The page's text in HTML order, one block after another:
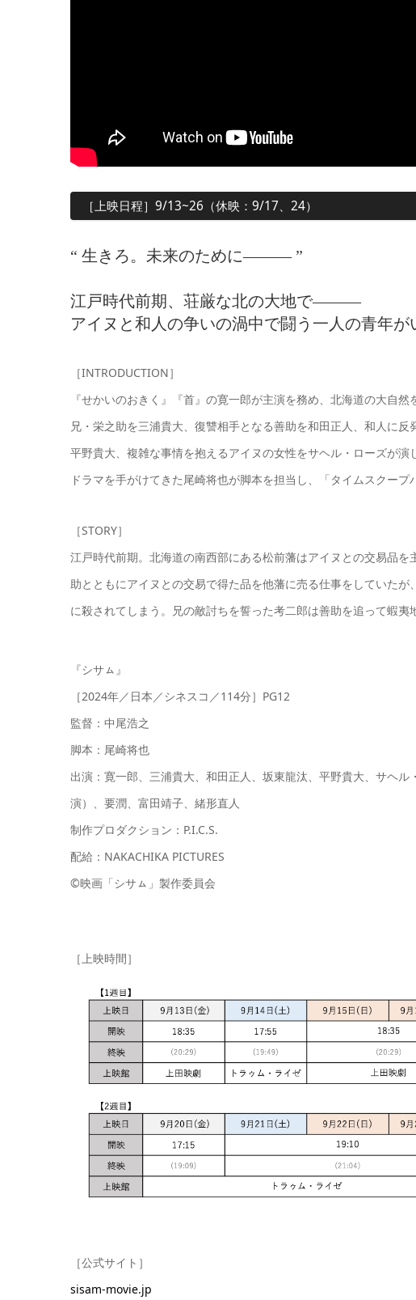
［上映日程］9/13~26（休映：9/17、24）
“ 生きろ。未来のために——— ”
江戸時代前期、荘厳な北の大地で———
アイヌと和人の争いの渦中で闘う一人の青年が
［INTRODUCTION］
『せかいのおきく』『首』の寛一郎が主演を務め、北海道の大自
兄・栄之助を三浦貴大、復讐相手となる善助を和田正人、和人に
平野貴大、複雑な事情を抱えるアイヌの女性をサヘル・ローズが
ドラマを手がけてきた尾崎将也が脚本を担当し、「タイムスクー
［STORY］
江戸時代前期。北海道の南西部にある松前藩はアイヌとの交易品
助とともにアイヌとの交易で得た品を他藩に売る仕事をしていた
に殺されてしまう。兄の敵討ちを誓った考二郎は善助を追って蝦夷
『シサㇺ』
［2024年／日本／シネスコ／114分］PG12
監督：中尾浩之
脚本：尾崎将也
出演：寛一郎、三浦貴大、和田正人、坂東龍汰、平野貴大、サヘ
演）、要潤、富田靖子、緒形直人
制作プロダクション：P.I.C.S.
配給：NAKACHIKA PICTURES
©映画「シサㇺ」製作委員会
［上映時間］
［公式サイト］
sisam-movie.jp